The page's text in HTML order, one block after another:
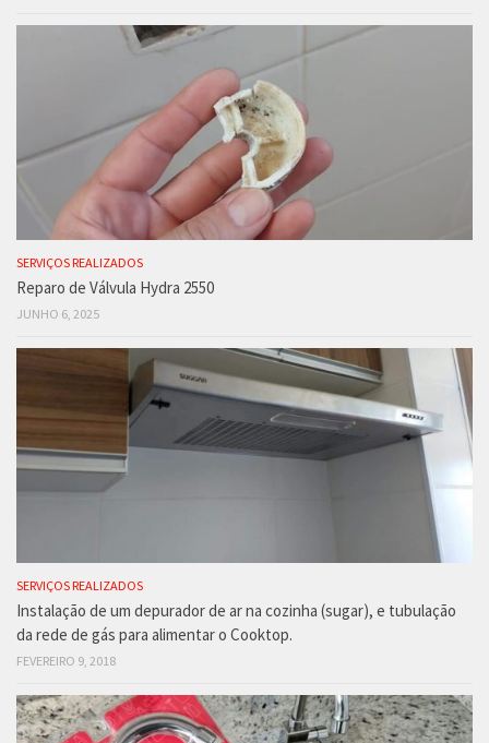
SERVIÇOS REALIZADOS
Reparo de Válvula Hydra 2550
JUNHO 6, 2025
SERVIÇOS REALIZADOS
Instalação de um depurador de ar na cozinha (sugar), e tubulação
da rede de gás para alimentar o Cooktop.
FEVEREIRO 9, 2018